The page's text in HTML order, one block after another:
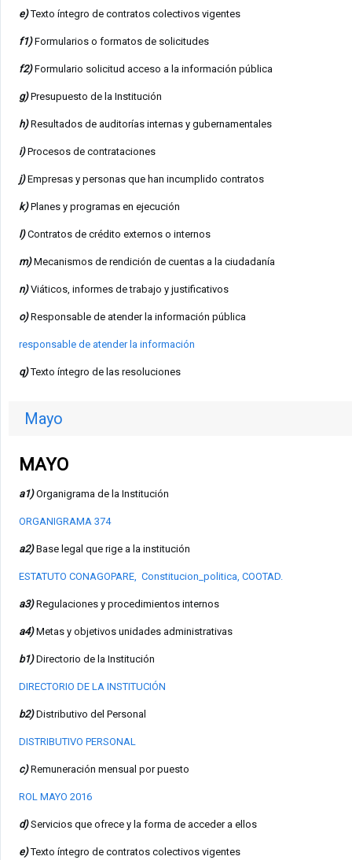
e)Texto íntegro de contratos colectivos vigentes
f1)Formularios o formatos de solicitudes
f2)Formulario solicitud acceso a la información pública
g) Presupuesto de la Institución
h)Resultados de auditorías internas y gubernamentales
i) Procesos de contrataciones
j) Empresas y personas que han incumplido contratos
k) Planes y programas en ejecución
l) Contratos de crédito externos o internos
m)Mecanismos de rendición de cuentas a la ciudadanía
n)Viáticos, informes de trabajo y justificativos
o)Responsable de atender la información pública
responsable de atender la información
q) Texto íntegro de las resoluciones
Mayo
MAYO
a1) Organigrama de la Institución
ORGANIGRAMA 374
a2) Base legal que rige a la institución
ESTATUTO CONAGOPARE, Constitucion_politica, COOTAD.
a3)Regulaciones y procedimientos internos
a4)Metas y objetivos unidades administrativas
b1)Directorio de la Institución
DIRECTORIO DE LA INSTITUCIÓN
b2)Distributivo del Personal
DISTRIBUTIVO PERSONAL
c)Remuneración mensual por puesto
ROL MAYO 2016
d)Servicios que ofrece y la forma de acceder a ellos
e)Texto íntegro de contratos colectivos vigentes